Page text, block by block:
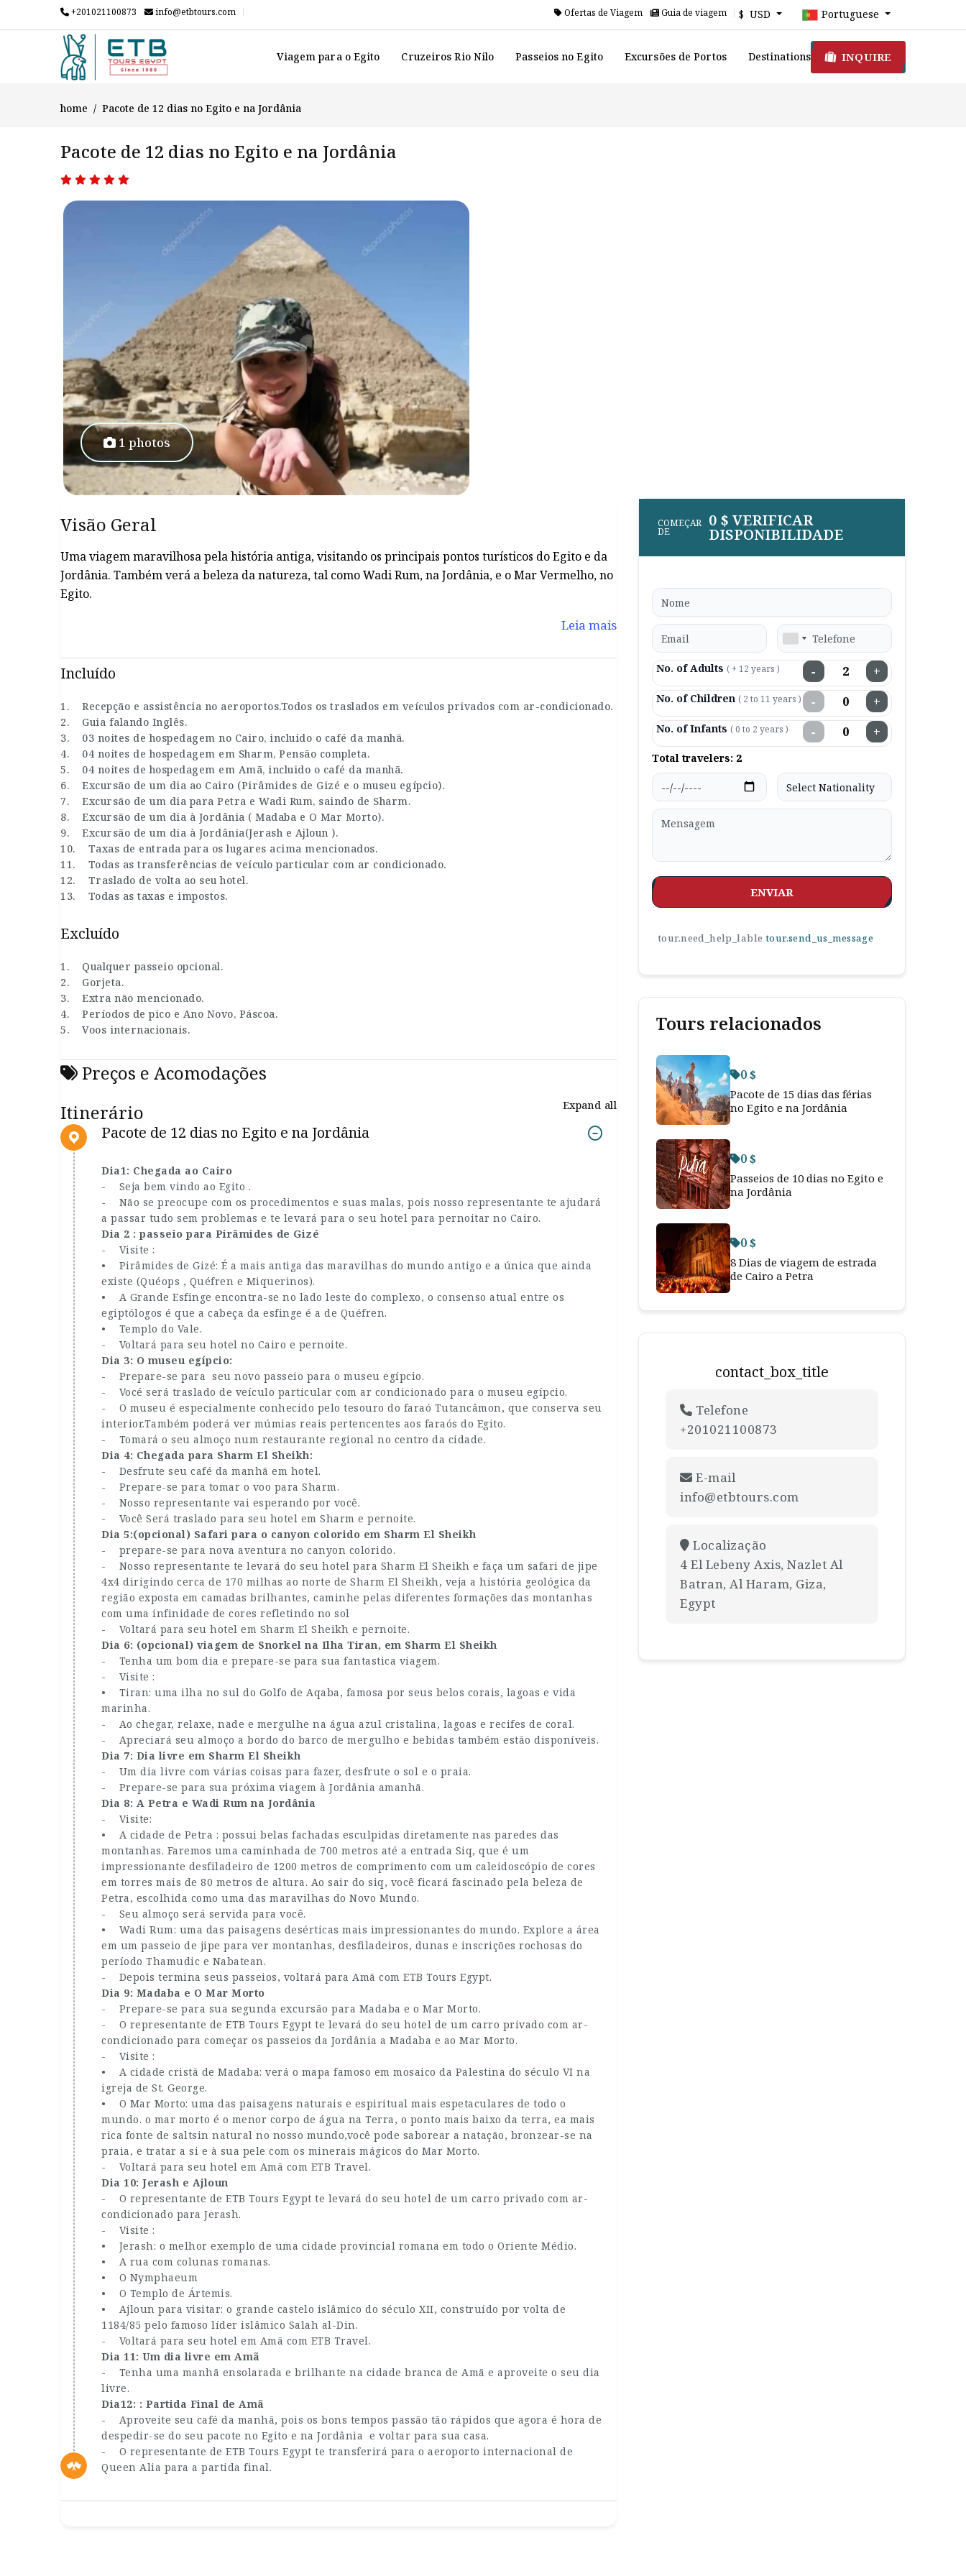
+201021100873 info@etbtours.com Ofertas de Viagem Guia de viagem $ USD Portuguese
Viagem para o Egito Cruzeiros Rio Nilo Passeios no Egito Excursões de Portos Destinations INQUIRE
home Pacote de 12 dias no Egito e na Jordânia
Pacote de 12 dias no Egito e na Jordânia
1 photos
Visão Geral
Uma viagem maravilhosa pela história antiga, visitando os principais pontos turísticos do Egito e da
Jordânia. Também verá a beleza da natureza, tal como Wadi Rum, na Jordânia, e o Mar Vermelho, no
Egito.
Leia mais
Incluído
1. Recepção e assistência no aeroportos.Todos os traslados em veículos privados com ar-condicionado.
2. Guia falando Inglês.
3. 03 noites de hospedagem no Cairo, incluido o café da manhã.
4. 04 noites de hospedagem em Sharm, Pensão completa.
5. 04 noites de hospedagem em Amã, incluido o café da manhã.
6. Excursão de um dia ao Cairo (Pirâmides de Gizé e o museu egípcio).
7. Excursão de um dia para Petra e Wadi Rum, saindo de Sharm.
8. Excursão de um dia à Jordânia ( Madaba e O Mar Morto).
9. Excursão de um dia à Jordânia(Jerash e Ajloun ).
10. Taxas de entrada para os lugares acima mencionados.
11. Todas as transferências de veículo particular com ar condicionado.
12. Traslado de volta ao seu hotel.
13. Todas as taxas e impostos.
Excluído
1. Qualquer passeio opcional.
2. Gorjeta.
3. Extra não mencionado.
4. Períodos de pico e Ano Novo, Páscoa.
5. Voos internacionais.
Preços e Acomodações
Itinerário
Expand all
Pacote de 12 dias no Egito e na Jordânia
Dia1: Chegada ao Cairo
- Seja bem vindo ao Egito .
- Não se preocupe com os procedimentos e suas malas, pois nosso representante te ajudará
a passar tudo sem problemas e te levará para o seu hotel para pernoitar no Cairo.
Dia 2 : passeio para Pirâmides de Gizé
- Visite :
• Pirâmides de Gizé: É a mais antiga das maravilhas do mundo antigo e a única que ainda
existe (Quéops , Quéfren e Miquerinos).
• A Grande Esfinge encontra-se no lado leste do complexo, o consenso atual entre os
egiptólogos é que a cabeça da esfinge é a de Quéfren.
• Templo do Vale.
- Voltará para seu hotel no Cairo e pernoite.
Dia 3: O museu egípcio:
- Prepare-se para seu novo passeio para o museu egípcio.
- Vocé será traslado de veículo particular com ar condicionado para o museu egípcio.
- O museu é especialmente conhecido pelo tesouro do faraó Tutancâmon, que conserva seu
interior.Também poderá ver múmias reais pertencentes aos faraós do Egito.
- Tomará o seu almoço num restaurante regional no centro da cidade.
Dia 4: Chegada para Sharm El Sheikh:
- Desfrute seu café da manhã em hotel.
- Prepare-se para tomar o voo para Sharm.
- Nosso representante vai esperando por você.
- Você Será traslado para seu hotel em Sharm e pernoite.
Dia 5:(opcional) Safari para o canyon colorido em Sharm El Sheikh
- prepare-se para nova aventura no canyon colorido.
- Nosso representante te levará do seu hotel para Sharm El Sheikh e faça um safari de jipe
4x4 dirigindo cerca de 170 milhas ao norte de Sharm El Sheikh, veja a história geológica da
região exposta em camadas brilhantes, caminhe pelas diferentes formações das montanhas
com uma infinidade de cores refletindo no sol
- Voltará para seu hotel em Sharm El Sheikh e pernoite.
Dia 6: (opcional) viagem de Snorkel na Ilha Tiran, em Sharm El Sheikh
- Tenha um bom dia e prepare-se para sua fantastica viagem.
- Visite :
• Tiran: uma ilha no sul do Golfo de Aqaba, famosa por seus belos corais, lagoas e vida
marinha.
- Ao chegar, relaxe, nade e mergulhe na água azul cristalina, lagoas e recifes de coral.
- Apreciará seu almoço a bordo do barco de mergulho e bebidas também estão disponíveis.
Dia 7: Dia livre em Sharm El Sheikh
- Um dia livre com várias coisas para fazer, desfrute o sol e o praia.
- Prepare-se para sua próxima viagem à Jordânia amanhã.
Dia 8: A Petra e Wadi Rum na Jordânia
- Visite:
• A cidade de Petra : possui belas fachadas esculpidas diretamente nas paredes das
montanhas. Faremos uma caminhada de 700 metros até a entrada Siq, que é um
impressionante desfiladeiro de 1200 metros de comprimento com um caleidoscópio de cores
em torres mais de 80 metros de altura. Ao sair do siq, você ficará fascinado pela beleza de
Petra, escolhida como uma das maravilhas do Novo Mundo.
- Seu almoço será servida para você.
• Wadi Rum: uma das paisagens desérticas mais impressionantes do mundo. Explore a área
em um passeio de jipe para ver montanhas, desfiladeiros, dunas e inscrições rochosas do
período Thamudic e Nabatean.
- Depois termina seus passeios, voltará para Amã com ETB Tours Egypt.
Dia 9: Madaba e O Mar Morto
- Prepare-se para sua segunda excursão para Madaba e o Mar Morto.
- O representante de ETB Tours Egypt te levará do seu hotel de um carro privado com ar-
condicionado para começar os passeios da Jordânia a Madaba e ao Mar Morto.
- Visite :
• A cidade cristã de Madaba: verá o mapa famoso em mosaico da Palestina do século VI na
igreja de St. George.
• O Mar Morto: uma das paisagens naturais e espiritual mais espetaculares de todo o
mundo. o mar morto é o menor corpo de água na Terra, o ponto mais baixo da terra, ea mais
rica fonte de saltsin natural no nosso mundo,você pode saborear a natação, bronzear-se na
praia, e tratar a si e à sua pele com os minerais mágicos do Mar Morto.
- Voltará para seu hotel em Amã com ETB Travel.
Dia 10: Jerash e Ajloun
- O representante de ETB Tours Egypt te levará do seu hotel de um carro privado com ar-
condicionado para Jerash.
- Visite :
• Jerash: o melhor exemplo de uma cidade provincial romana em todo o Oriente Médio.
• A rua com colunas romanas.
• O Nymphaeum
• O Templo de Ártemis.
• Ajloun para visitar: o grande castelo islâmico do século XII, construído por volta de
1184/85 pelo famoso líder islâmico Salah al-Din.
- Voltará para seu hotel em Amã com ETB Travel.
Dia 11: Um dia livre em Amã
- Tenha uma manhã ensolarada e brilhante na cidade branca de Amã e aproveite o seu dia
livre.
Dia12: : Partida Final de Amã
- Aproveite seu café da manhã, pois os bons tempos passão tão rápidos que agora é hora de
despedir-se do seu pacote no Egito e na Jordânia e voltar para sua casa.
- O representante de ETB Tours Egypt te transferirá para o aeroporto internacional de
Queen Alia para a partida final.
COMEÇAR
DE
0 $ VERIFICAR
DISPONIBILIDADE
No. of Adults ( + 12 years ) − +
No. of Children ( 2 to 11 years ) − +
No. of Infants ( 0 to 2 years ) − +
Total travelers: 2
ENVIAR
tour.need_help_lable tour.send_us_message
Tours relacionados
0 $
Pacote de 15 dias das férias
no Egito e na Jordânia
0 $
Passeios de 10 dias no Egito e
na Jordânia
0 $
8 Dias de viagem de estrada
de Cairo a Petra
contact_box_title
Telefone
+201021100873
E-mail
info@etbtours.com
Localização
4 El Lebeny Axis, Nazlet Al
Batran, Al Haram, Giza,
Egypt